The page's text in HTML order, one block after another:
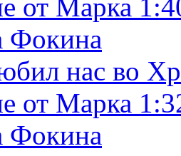
от Марка
Фокина
нас во
от Марка
Фокина